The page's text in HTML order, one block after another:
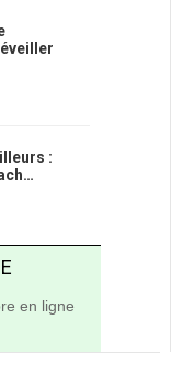
:
en ligne